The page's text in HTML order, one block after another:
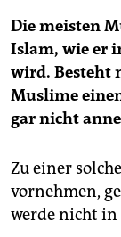
Die meisten
Islam, wie er
wird. Besteht
Muslime
gar nicht
Zu einer
vornehmen,
werde nicht